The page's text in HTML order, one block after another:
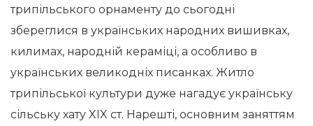
трипільського орнаменту до сьогодні
збереглися в українських народних вишивках,
килимах, народній кераміці, а особливо в
українських великодніх писанках. Житло
трипільської культури дуже нагадує українську
сільську хату XIX ст. Нарешті, основним заняттям